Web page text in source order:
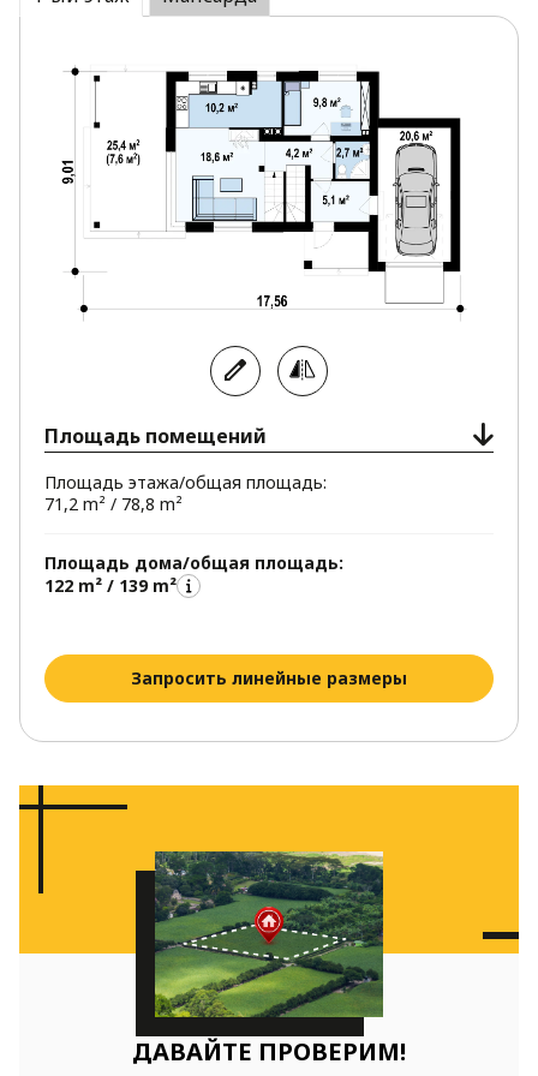
исключает необходимость домочадцам
же такая планировка способствует облегчению
и ускорению переноса покупок в дом.
Приватная зона расположена на втором этаже
и представлена тремя спальнями, в одной из
которых есть индивидуальная гардеробная и
выход на террасу.
Проект Zx63 s придется по вкусу сторонникам
просторных современных домов с хорошим
уровнем естественного освещения. Дом
гармонично смотрится в любом пейзаже.
Площадь помещений
Площадь этажа/общая площадь:
71,2 m² / 78,8 m²
Площадь дома/общая площадь:
122 m² / 139 m²
Запросить линейные размеры
ДАВАЙТЕ ПРОВЕРИМ!